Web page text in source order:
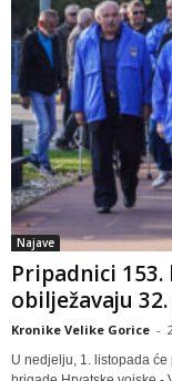
Najave
Pripadnici
obilježavaju
Kronike Velike Gorice -
U nedjelju, 1. listopada